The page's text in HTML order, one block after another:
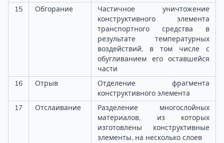
15
Обгорание
Частичное уничтожение
конструктивного элемента
транспортного средства в
результате температурных
воздействий, в том числе с
обугливанием его оставшейся
части
16
Отрыв
Отделение фрагмента
конструктивного элемента
17
Отслаивание
Разделение многослойных
материалов, из которых
изготовлены конструктивные
элементы, на несколько слоев